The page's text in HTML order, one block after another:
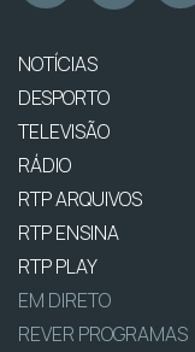
NOTÍCIAS
DESPORTO
TELEVISÃO
RÁDIO
RTP ARQUIVOS
RTP ENSINA
RTP PLAY
EM DIRETO
REVER PROGRAMAS